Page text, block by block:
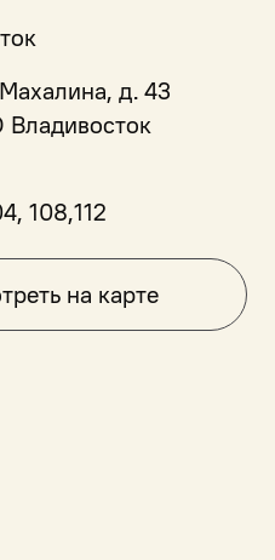
д. 43
108,112
на карте